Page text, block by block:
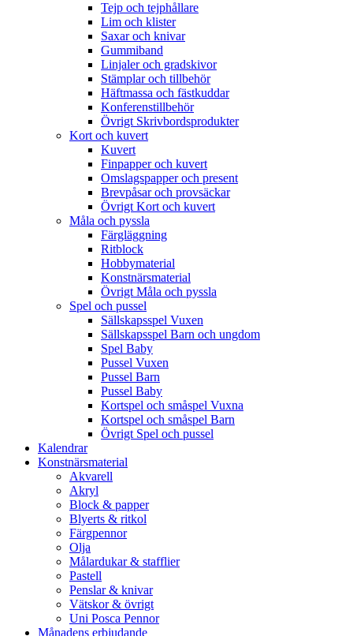
Tejp och tejphållare
Lim och klister
Saxar och knivar
Gummiband
Linjaler och gradskivor
Stämplar och tillbehör
Häftmassa och fästkuddar
Konferenstillbehör
Övrigt Skrivbordsprodukter
Kort och kuvert
Kuvert
Finpapper och kuvert
Omslagspapper och present
Brevpåsar och provsäckar
Övrigt Kort och kuvert
Måla och pyssla
Färgläggning
Ritblock
Hobbymaterial
Konstnärsmaterial
Övrigt Måla och pyssla
Spel och pussel
Sällskapsspel Vuxen
Sällskapsspel Barn och ungdom
Spel Baby
Pussel Vuxen
Pussel Barn
Pussel Baby
Kortspel och småspel Vuxna
Kortspel och småspel Barn
Övrigt Spel och pussel
Kalendrar
Konstnärsmaterial
Akvarell
Akryl
Block & papper
Blyerts & ritkol
Färgpennor
Olja
Målardukar & stafflier
Pastell
Penslar & knivar
Vätskor & övrigt
Uni Posca Pennor
Månadens erbjudande